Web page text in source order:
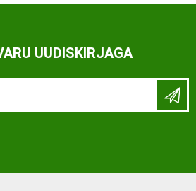
UUDISKIRJAGA